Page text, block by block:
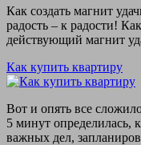
Как создать магнит
радость – к радости!
действующий магнит
Как купить квартиру
Вот и опять все
5 минут определилась,
важных дел,